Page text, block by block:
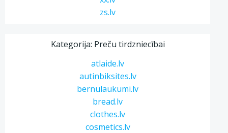
zs.lv
Kategorija: Preču tirdzniecībai
atlaide.lv
autinbiksites.lv
bernulaukumi.lv
bread.lv
clothes.lv
cosmetics.lv